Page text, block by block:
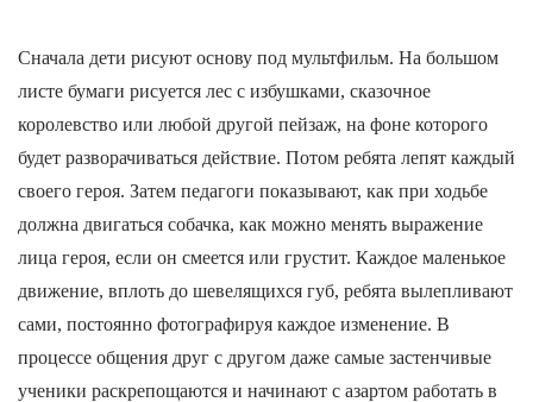
Сначала дети рисуют основу под мультфильм. На большом
листе бумаги рисуется лес с избушками, сказочное
королевство или любой другой пейзаж, на фоне которого
будет разворачиваться действие. Потом ребята лепят каждый
своего героя. Затем педагоги показывают, как при ходьбе
должна двигаться собачка, как можно менять выражение
лица героя, если он смеется или грустит. Каждое маленькое
движение, вплоть до шевелящихся губ, ребята вылепливают
сами, постоянно фотографируя каждое изменение. В
процессе общения друг с другом даже самые застенчивые
ученики раскрепощаются и начинают с азартом работать в